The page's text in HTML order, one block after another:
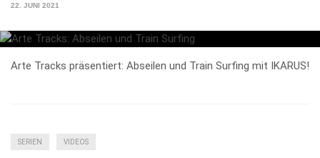
22. JUNI 2021
Arte Tracks präsentiert: Abseilen und Train Surfing mit IKARUS!
SERIEN VIDEOS